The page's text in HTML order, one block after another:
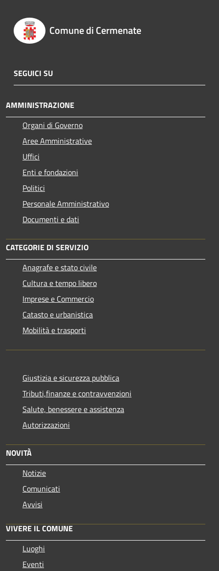
Comune di Cermenate
SEGUICI SU
AMMINISTRAZIONE
Organi di Governo
Aree Amministrative
Uffici
Enti e fondazioni
Politici
Personale Amministrativo
Documenti e dati
CATEGORIE DI SERVIZIO
Anagrafe e stato civile
Cultura e tempo libero
Imprese e Commercio
Catasto e urbanistica
Mobilità e trasporti
Giustizia e sicurezza pubblica
Tributi,finanze e contravvenzioni
Salute, benessere e assistenza
Autorizzazioni
NOVITÀ
Notizie
Comunicati
Avvisi
VIVERE IL COMUNE
Luoghi
Eventi